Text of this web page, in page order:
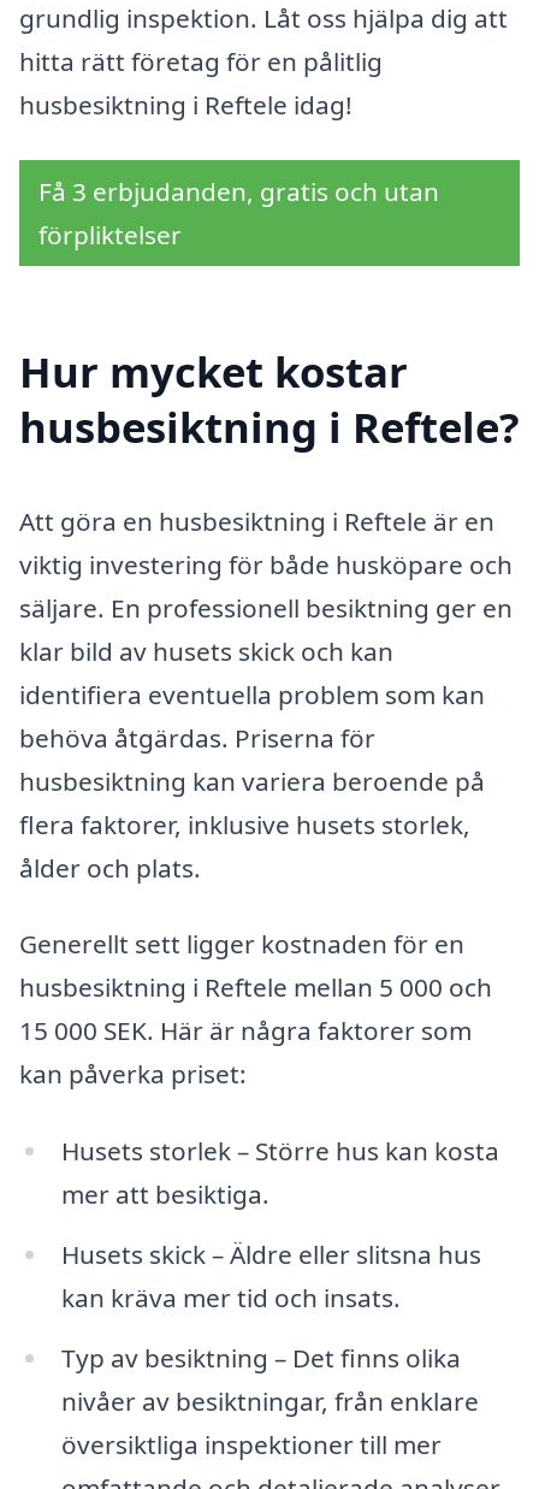
grundlig inspektion. Låt oss hjälpa dig att
hitta rätt företag för en pålitlig
husbesiktning i Reftele idag!
Få 3 erbjudanden, gratis och utan
förpliktelser
Hur mycket kostar
husbesiktning i Reftele?
Att göra en husbesiktning i Reftele är en
viktig investering för både husköpare och
säljare. En professionell besiktning ger en
klar bild av husets skick och kan
identifiera eventuella problem som kan
behöva åtgärdas. Priserna för
husbesiktning kan variera beroende på
flera faktorer, inklusive husets storlek,
ålder och plats.
Generellt sett ligger kostnaden för en
husbesiktning i Reftele mellan 5 000 och
15 000 SEK. Här är några faktorer som
kan påverka priset:
Husets storlek – Större hus kan kosta
mer att besiktiga.
Husets skick – Äldre eller slitsna hus
kan kräva mer tid och insats.
Typ av besiktning – Det finns olika
nivåer av besiktningar, från enklare
översiktliga inspektioner till mer